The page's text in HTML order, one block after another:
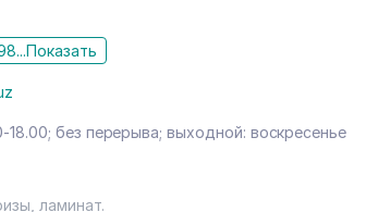
Показать
18.00; без перерыва; выходной: воскресенье
ламинат.